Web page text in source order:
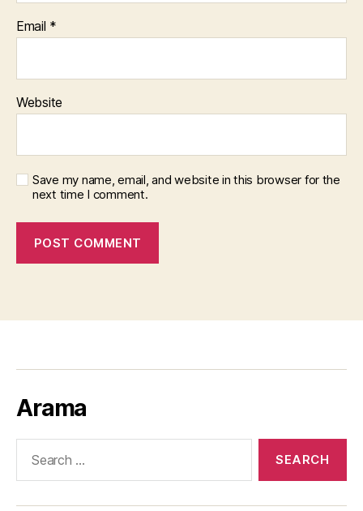
Email *
Website
Save my name, email, and website in this browser for the
next time I comment.
Arama